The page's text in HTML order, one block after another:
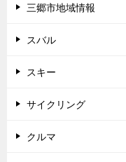
三郷市地域情報
スバル
スキー
サイクリング
クルマ